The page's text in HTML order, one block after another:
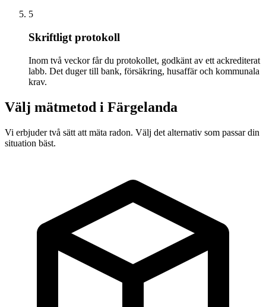
5
Skriftligt protokoll
Inom två veckor får du protokollet, godkänt av ett ackrediterat
labb. Det duger till bank, försäkring, husaffär och kommunala
krav.
Välj mätmetod i Färgelanda
Vi erbjuder två sätt att mäta radon. Välj det alternativ som passar din
situation bäst.